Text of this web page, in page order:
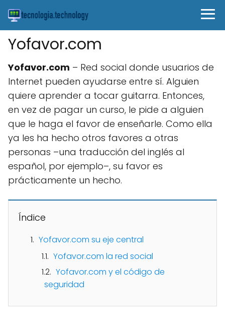
Yofavor.com
Yofavor.com – Red social donde usuarios de
Internet pueden ayudarse entre sí. Alguien
quiere aprender a tocar guitarra. Entonces,
en vez de pagar un curso, le pide a alguien
que le haga el favor de enseñarle. Como ella
ya les ha hecho otros favores a otras
personas –una traducción del inglés al
español, por ejemplo–, su favor es
prácticamente un hecho.
Índice
Yofavor.com su eje central
Yofavor.com la red social
Yofavor.com y el código de
seguridad